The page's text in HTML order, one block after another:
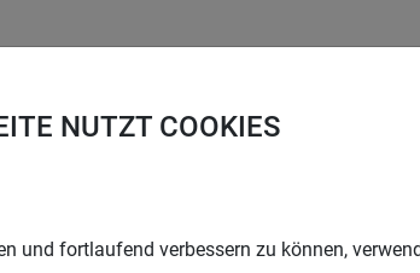
NUTZT COOKIES
und fortlaufend verbessern zu können,